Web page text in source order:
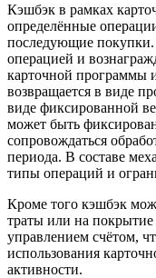
Кэшбэк в рамках
определённые
последующие покупки.
операцией и
карточной программы
возвращается в виде
виде фиксированной
может быть
сопровождаться
периода. В составе
типы операций и
Кроме того кэшбэк
траты или на
управлением счётом,
использования
активности.